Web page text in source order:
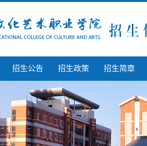
招生公告 招生政策 招生简章